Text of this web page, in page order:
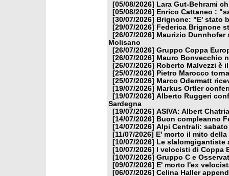
[05/08/2026]
Lara Gut-Behrami
[05/08/2026]
Enrico Cattaneo :
[30/07/2026]
Brignone: "E' stato
[29/07/2026]
Federica Brignone
[26/07/2026] Maurizio Dunnhofer
Molisano
[26/07/2026] Gruppo Coppa
[26/07/2026] Mauro Bonvecchio
[26/07/2026]
Roberto Malvezzi è
[25/07/2026]
Pietro Marocco
[25/07/2026] Marco Odermatt
[19/07/2026] Markus Ortler
[19/07/2026] Alberto Ruggeri
Sardegna
[19/07/2026] ASIVA: Albert
[14/07/2026]
Buon compleanno
[14/07/2026] Alpi Centrali:
[11/07/2026]
E' morto il mito
[10/07/2026]
Le
[10/07/2026]
I velocisti di Coppa
[10/07/2026] Gruppo C e
[09/07/2026]
E' morto l'ex
[06/07/2026] Celina Haller